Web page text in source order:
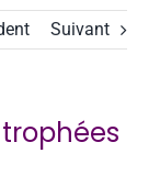
Suivant